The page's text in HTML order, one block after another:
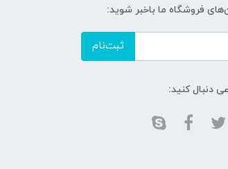
فروشگاه ما باخبر شوید:
ثبت‌نام
دنبال کنید: